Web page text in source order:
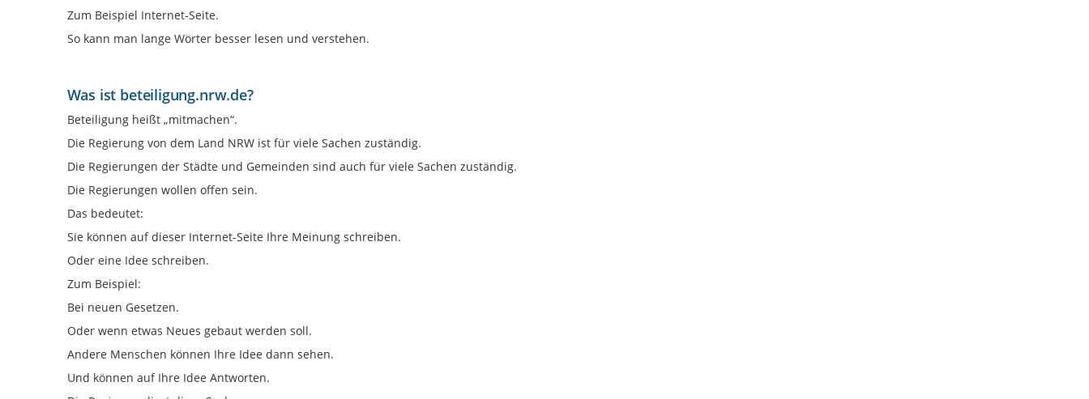
Zum Beispiel Internet-Seite.
So kann man lange Wörter besser lesen und verstehen.
Was ist beteiligung.nrw.de?
Beteiligung heißt „mitmachen“.
Die Regierung von dem Land NRW ist für viele Sachen zuständig.
Die Regierungen der Städte und Gemeinden sind auch für viele Sachen zuständig.
Die Regierungen wollen offen sein.
Das bedeutet:
Sie können auf dieser Internet-Seite Ihre Meinung schreiben.
Oder eine Idee schreiben.
Zum Beispiel:
Bei neuen Gesetzen.
Oder wenn etwas Neues gebaut werden soll.
Andere Menschen können Ihre Idee dann sehen.
Und können auf Ihre Idee Antworten.